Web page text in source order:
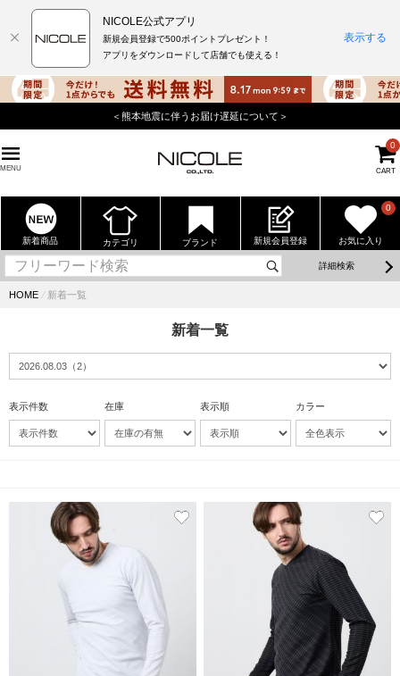
＜熊本地震に伴うお届け遅延について＞
MENU CART
0
新着商品 カテゴリ ブランド 新規会員登録 お気に入り
0
詳細検索
HOME ⁄ 新着一覧
新着一覧
表示件数 在庫 表示順 カラー
NICOLE公式アプリ
新規会員登録で500ポイントプレゼント！
アプリをダウンロードして店舗でも使える！
表示する